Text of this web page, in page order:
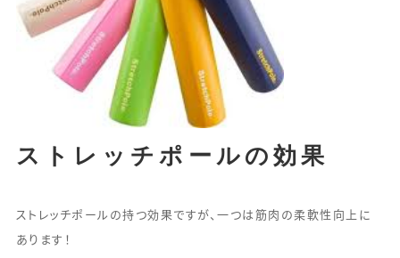
ストレッチポールの効果
ストレッチポールの持つ効果ですが、一つは筋肉の柔軟性向上に
あります！